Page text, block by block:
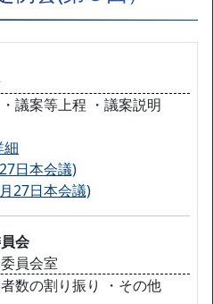
案等上程 ・議案説明
細
日本会議)
27日本会議)
会
員会室
者数の割り振り ・その他